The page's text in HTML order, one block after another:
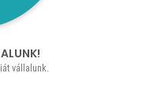
vállalunk.